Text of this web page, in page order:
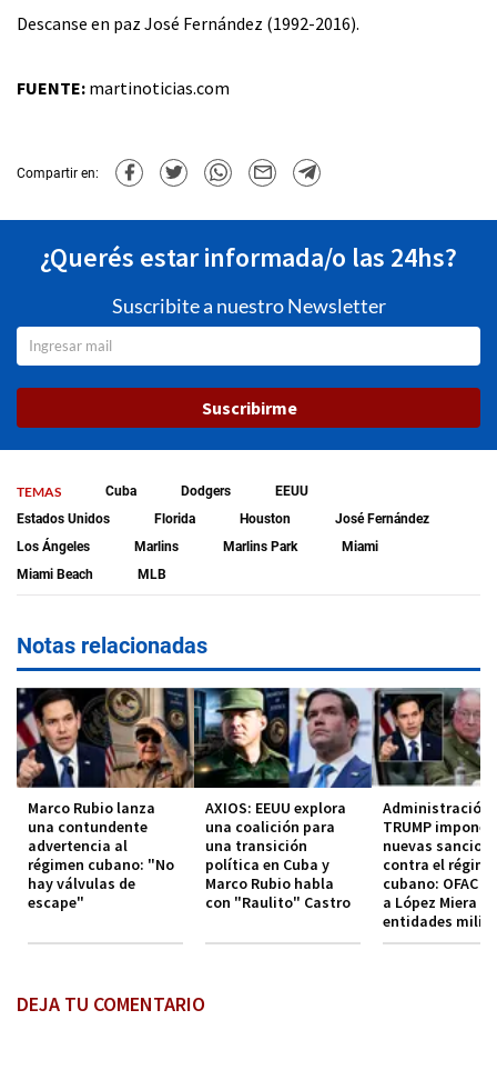
Descanse en paz José Fernández (1992-2016).
FUENTE: martinoticias.com
Compartir en:
¿Querés estar informada/o las 24hs?
Suscribite a nuestro Newsletter
Suscribirme
TEMAS Cuba Dodgers
EEUU
Estados Unidos
Florida Houston
José Fernández
Los Ángeles
Marlins Marlins Park
Miami
Miami Beach
MLB
Notas relacionadas
Marco Rubio lanza
una contundente
advertencia al
régimen cubano: "No
hay válvulas de
escape"
AXIOS: EEUU explora
una coalición para
una transición
política en Cuba y
Marco Rubio habla
con "Raulito" Castro
Administración
TRUMP impone
nuevas
contra el
cubano: OFAC
a López Miera y
entidades
DEJA TU COMENTARIO